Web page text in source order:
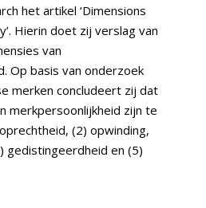
het artikel ‘Dimensions
Hierin doet zij verslag van
van
Op basis van onderzoek
merken concludeert zij dat
merkpersoonlijkheid zijn te
(2) opwinding,
gedistingeerdheid en (5)